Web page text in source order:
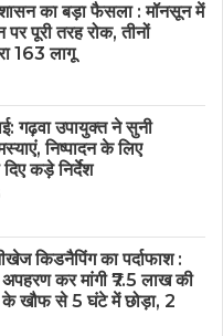
का बड़ा फैसला : मॉनसून में
पूरी तरह रोक, तीनों
163 लागू
गढ़वा उपायुक्त ने सुनी
निष्पादन के लिए
कड़े निर्देश
किडनैपिंग का पर्दाफाश :
कर मांगी ₹7.5 लाख की
के खौफ से 5 घंटे में छोड़ा, 2